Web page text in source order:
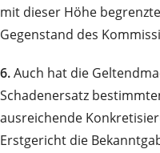
mit dieser Höhe
Gegenstand des
6.Auch hat die
Schadenersatz
ausreichende
Erstgericht die